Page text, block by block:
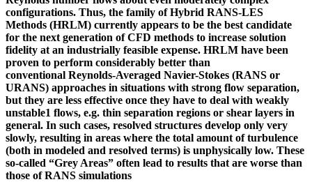
configurations. Thus, the family of Hybrid RANS-LES
Methods (HRLM) currently appears to be the best candidate
for the next generation of CFD methods to increase solution
fidelity at an industrially feasible expense. HRLM have been
proven to perform considerably better than
conventional Reynolds-Averaged Navier-Stokes (RANS or
URANS) approaches in situations with strong flow separation,
but they are less effective once they have to deal with weakly
unstable1 flows, e.g. thin separation regions or shear layers in
general. In such cases, resolved structures develop only very
slowly, resulting in areas where the total amount of turbulence
(both in modeled and resolved terms) is unphysically low. These
so-called “Grey Areas” often lead to results that are worse than
those ofRANS simulations